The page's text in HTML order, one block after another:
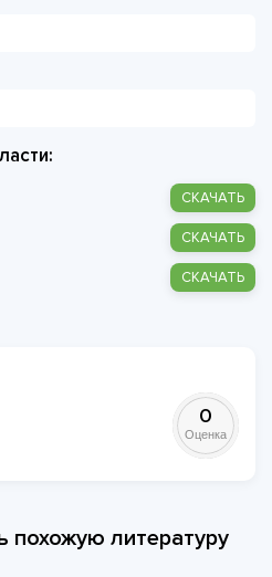
СКАЧАТЬ
СКАЧАТЬ
СКАЧАТЬ
0
Оценка
похожую литературу